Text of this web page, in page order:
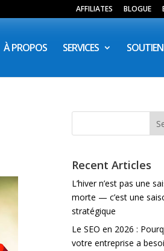
AFFILIATES BLOGUE
À PROPOS SERVICES SOUTIEN
Recent Articles
L’hiver n’est pas une
morte — c’est une
stratégique
Le SEO en 2026 :
votre entreprise a